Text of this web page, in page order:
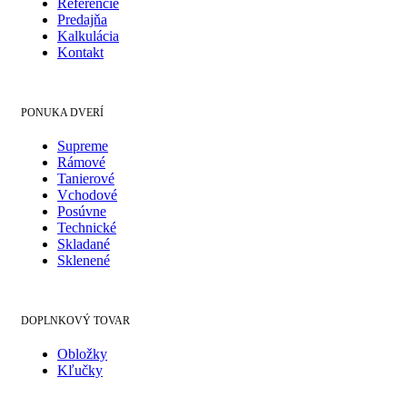
Referencie
Predajňa
Kalkulácia
Kontakt
PONUKA DVERÍ
Supreme
Rámové
Tanierové
Vchodové
Posúvne
Technické
Skladané
Sklenené
DOPLNKOVÝ TOVAR
Obložky
Kľučky